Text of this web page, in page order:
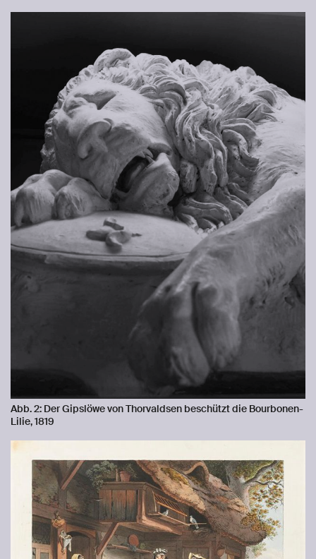
Abb. 2: Der Gipslöwe von Thorvaldsen beschützt die Bourbonen-
Lilie, 1819